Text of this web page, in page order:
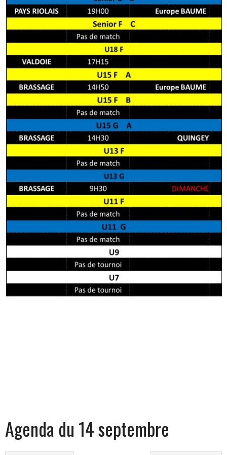
Agenda du 14 septembre